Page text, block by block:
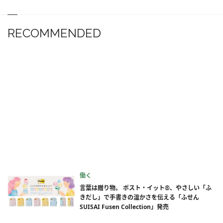
RECOMMENDED
働く
言葉は贈り物。 ポスト・イット®、やさしい「ふ
きだし」で手書きの温かさを伝える「ふせん
SUISAI Fusen Collection」発売